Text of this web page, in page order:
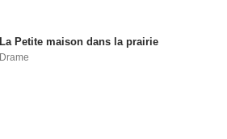
La Petite maison dans la prairie
Drame